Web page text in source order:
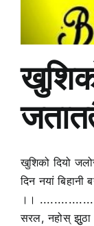
खुशिको दियो
दिन नयां
।।
सरल, नहोस्